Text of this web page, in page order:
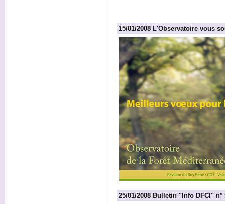
15/01/2008 L'Observatoire vous
25/01/2008 Bulletin "Info DFCI" n°